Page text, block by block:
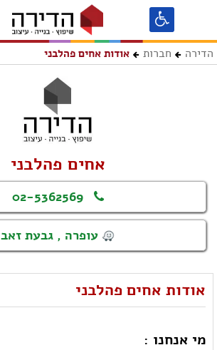
הדירה חברות אודות אחים פהלבני
אחים פהלבני
02-5362569
עופרה , גבעת זאב
אודות אחים פהלבני
מי אנחנו :